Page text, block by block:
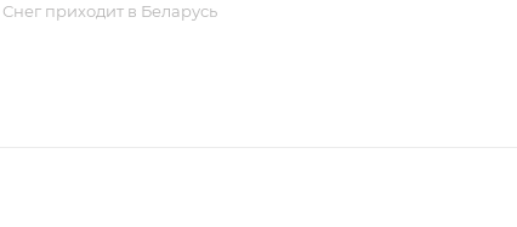
Снег приходит в Беларусь